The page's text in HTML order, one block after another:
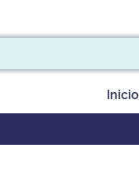
Inicio